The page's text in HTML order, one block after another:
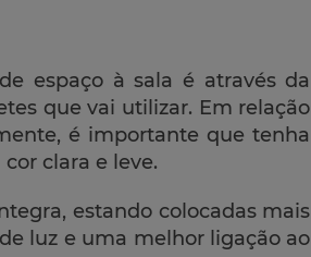
espaço à sala é através da
que vai utilizar. Em relação
é importante que tenha
clara e leve.
estando colocadas mais
luz e uma melhor ligação ao